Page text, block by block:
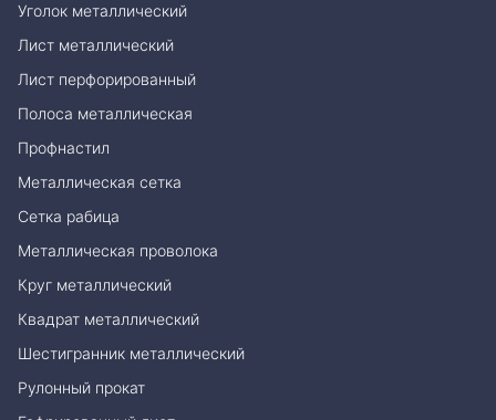
Уголок металлический
Лист металлический
Лист перфорированный
Полоса металлическая
Профнастил
Металлическая сетка
Сетка рабица
Металлическая проволока
Круг металлический
Квадрат металлический
Шестигранник металлический
Рулонный прокат